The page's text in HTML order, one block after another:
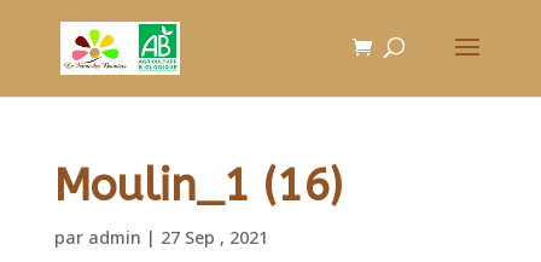
Moulin_1 (16)
par admin | 27 Sep , 2021